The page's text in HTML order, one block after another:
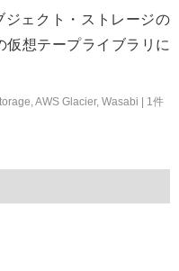
ジェクト・ストレージの
仮想テープライブラリに
,AWS Glacier, Wasabi
1件